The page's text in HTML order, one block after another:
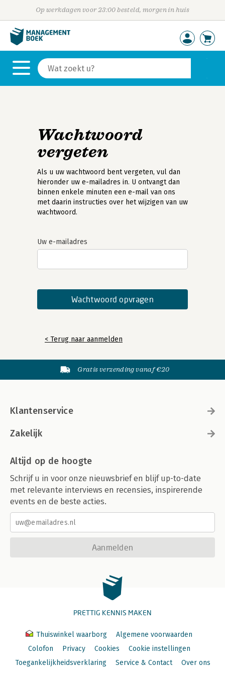
Op werkdagen voor 23:00 besteld, morgen in huis
Wachtwoord
vergeten
Als u uw wachtwoord bent vergeten, vul dan
hieronder uw e-mailadres in. U ontvangt dan
binnen enkele minuten een e-mail van ons
met daarin instructies over het wijzigen van uw
wachtwoord.
Uw e-mailadres
< Terug naar aanmelden
Gratis verzending vanaf €20
Klantenservice
Zakelijk
Altijd op de hoogte
Schrijf u in voor onze nieuwsbrief en blijf up-to-date
met relevante interviews en recensies, inspirerende
events en de beste acties.
Aanmelden
PRETTIG KENNIS MAKEN
Thuiswinkel waarborg
Algemene voorwaarden
Colofon
Privacy Cookies
Cookie instellingen
Toegankelijkheidsverklaring
Service & Contact Over ons